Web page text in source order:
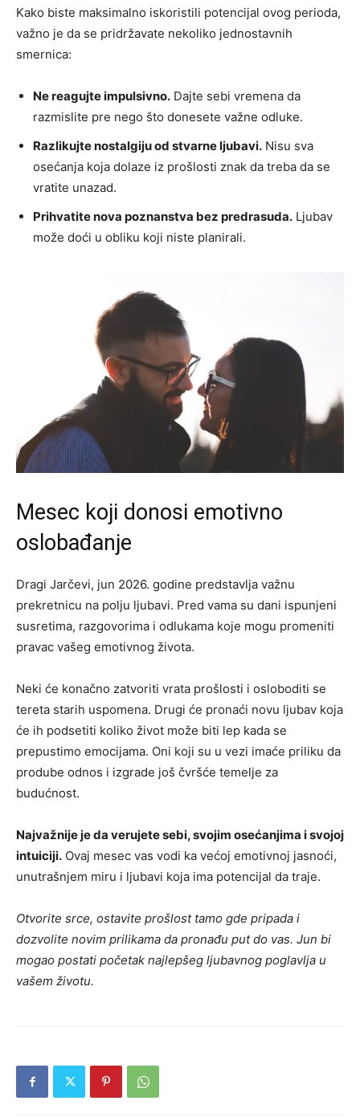
Kako biste maksimalno iskoristili potencijal ovog perioda,
važno je da se pridržavate nekoliko jednostavnih
smernica:
Ne reagujte impulsivno. Dajte sebi vremena da
razmislite pre nego što donesete važne odluke.
Razlikujte nostalgiju od stvarne ljubavi. Nisu sva
osećanja koja dolaze iz prošlosti znak da treba da se
vratite unazad.
Prihvatite nova poznanstva bez predrasuda. Ljubav
može doći u obliku koji niste planirali.
Mesec koji donosi emotivno
oslobađanje
Dragi Jarčevi, jun 2026. godine predstavlja važnu
prekretnicu na polju ljubavi. Pred vama su dani ispunjeni
susretima, razgovorima i odlukama koje mogu promeniti
pravac vašeg emotivnog života.
Neki će konačno zatvoriti vrata prošlosti i osloboditi se
tereta starih uspomena. Drugi će pronaći novu ljubav koja
će ih podsetiti koliko život može biti lep kada se
prepustimo emocijama. Oni koji su u vezi imaće priliku da
prodube odnos i izgrade još čvršće temelje za
budućnost.
Najvažnije je da verujete sebi, svojim osećanjima i svojoj
intuiciji. Ovaj mesec vas vodi ka većoj emotivnoj jasnoći,
unutrašnjem miru i ljubavi koja ima potencijal da traje.
Otvorite srce, ostavite prošlost tamo gde pripada i
dozvolite novim prilikama da pronađu put do vas. Jun bi
mogao postati početak najlepšeg ljubavnog poglavlja u
vašem životu.